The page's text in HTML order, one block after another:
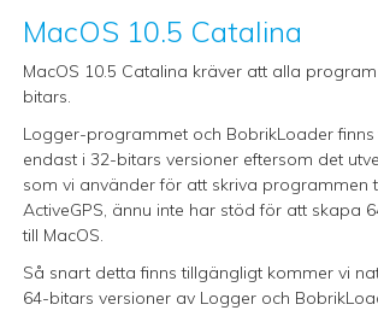
MacOS 10.5 Catalina
MacOS 10.5 Catalina kräver att alla
bitars.
Logger-programmet och BobrikLoader
endast i 32-bitars versioner eftersom det
som vi använder för att skriva programmen
ActiveGPS, ännu inte har stöd för att skapa
till MacOS.
Så snart detta finns tillgängligt kommer vi
64-bitars versioner av Logger och